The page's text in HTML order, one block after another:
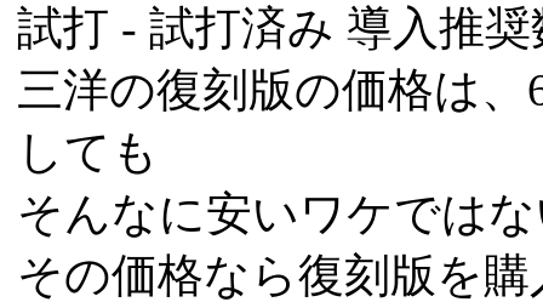
試打 - 試打済み 導入推
三洋の復刻版の価格は
しても
そんなに安いワケでは
その価格なら復刻版を